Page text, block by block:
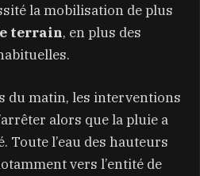
la mobilisation de plus
terrain, en plus des
du matin, les interventions
alors que la pluie a
Toute l’eau des hauteurs
vers l’entité de